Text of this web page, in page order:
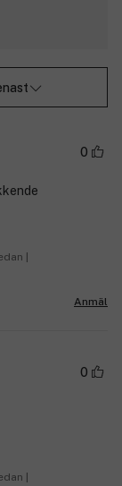
0
|
Anmäl
0
|